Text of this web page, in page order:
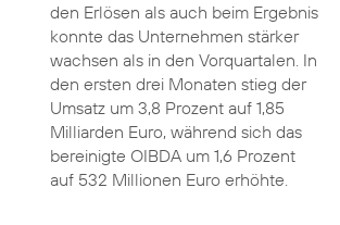
den Erlösen als auch beim Ergebnis
konnte das Unternehmen stärker
wachsen als in den Vorquartalen. In
den ersten drei Monaten stieg der
Umsatz um 3,8 Prozent auf 1,85
Milliarden Euro, während sich das
bereinigte OIBDA um 1,6 Prozent
auf 532 Millionen Euro erhöhte.